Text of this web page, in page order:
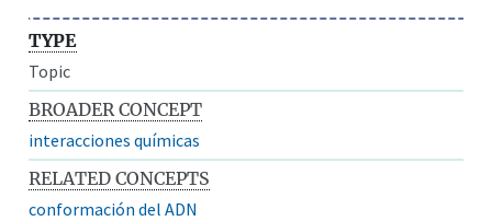
TYPE
Topic
BROADER CONCEPT
interacciones químicas
RELATED CONCEPTS
conformación del ADN